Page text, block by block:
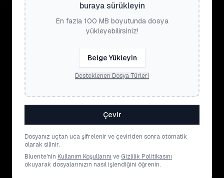
buraya sürükleyin
En fazla 100 MB boyutunda dosya
yükleyebilirsiniz!
Belge Yükleyin
Desteklenen Dosya Türleri
Çevir
Dosyanız uçtan uca şifrelenir ve çeviriden sonra otomatik
olarak silinir.
Bluente'nin Kullanım Koşullarını ve Gizlilik Politikasını
okuyarak dosyalarınızın nasıl işlendiğini öğrenin.